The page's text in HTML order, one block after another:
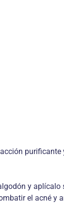
y
el acné y